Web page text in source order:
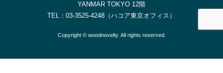
YANMAR TOKYO 12階
TEL： 03-3525-4248 （ハコア東京オフィス）
Copyright © woodnovelty. All rights reserved.